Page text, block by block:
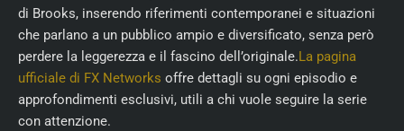
di Brooks, inserendo riferimenti contemporanei e situazioni
che parlano a un pubblico ampio e diversificato, senza però
perdere la leggerezza e il fascino dell’originale.La pagina
ufficiale di FX Networks offre dettagli su ogni episodio e
approfondimenti esclusivi, utili a chi vuole seguire la serie
con attenzione.